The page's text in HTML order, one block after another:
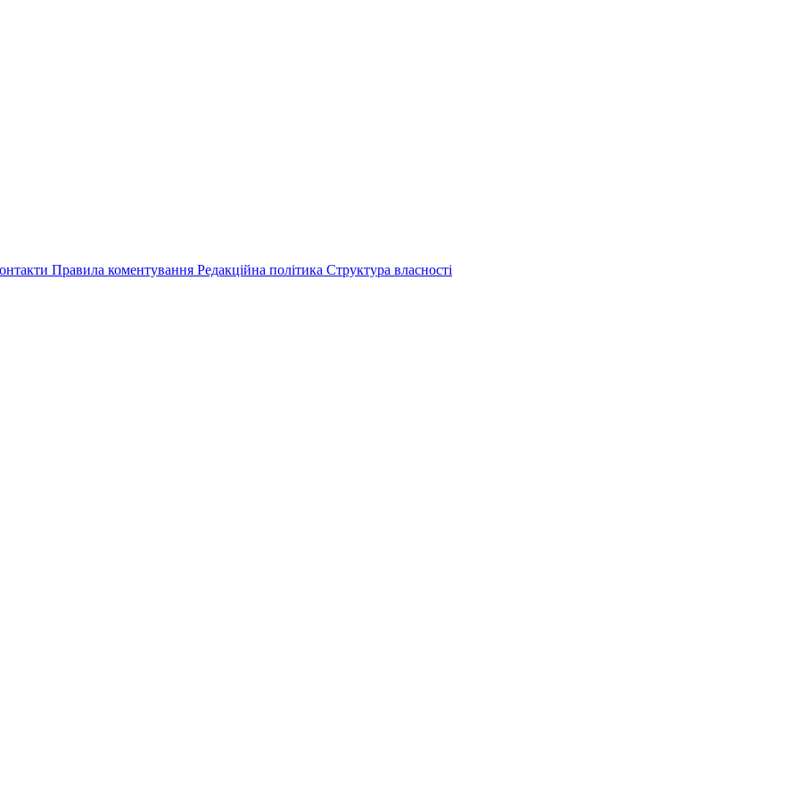
Правила коментування Редакційна політика Структура власності